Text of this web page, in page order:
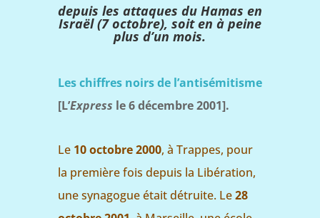
depuis les attaques du Hamas en
Israël (7 octobre), soit en à peine
plus d’un mois.
Les chiffres noirs de l’antisémitisme
[L’Express le 6 décembre 2001].
Le 10 octobre 2000, à Trappes, pour
la première fois depuis la Libération,
une synagogue était détruite. Le28